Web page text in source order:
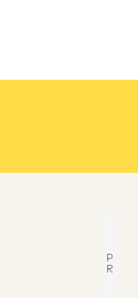
P
R